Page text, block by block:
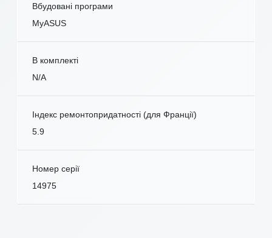
Вбудовані програми
MyASUS
В комплекті
N/A
Індекс ремонтопридатності (для Франції)
5.9
Номер серії
14975